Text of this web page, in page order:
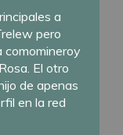
a
pero
comomineroy
El otro
de apenas
en la red